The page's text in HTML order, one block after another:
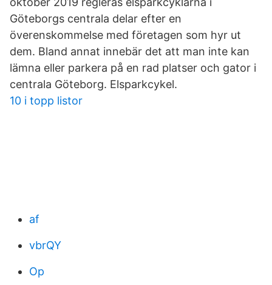
Göteborgs centrala delar efter en
överenskommelse med företagen som hyr ut
dem. Bland annat innebär det att man inte kan
lämna eller parkera på en rad platser och gator i
centrala Göteborg. Elsparkcykel.
10 i topp listor
af
vbrQY
Op